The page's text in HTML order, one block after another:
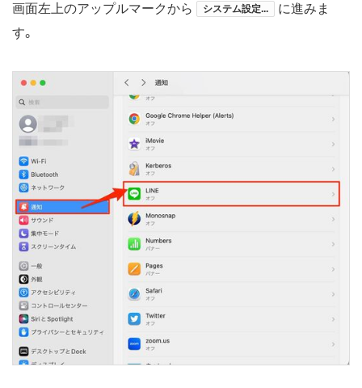
画面左上のアップルマークから システム設定...
に進みま
す。